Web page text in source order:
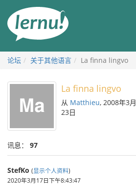
论坛 关于其他语言 La finna lingvo
La finna lingvo
从 Matthieu, 2008年3月
23日
讯息： 97
StefKo (显示个人资料)
2020年3月17日下午8:43:47